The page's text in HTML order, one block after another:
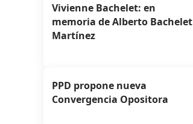
Vivienne Bachelet: en
memoria de Alberto Bachelet
Martínez
PPD propone nueva
Convergencia Opositora